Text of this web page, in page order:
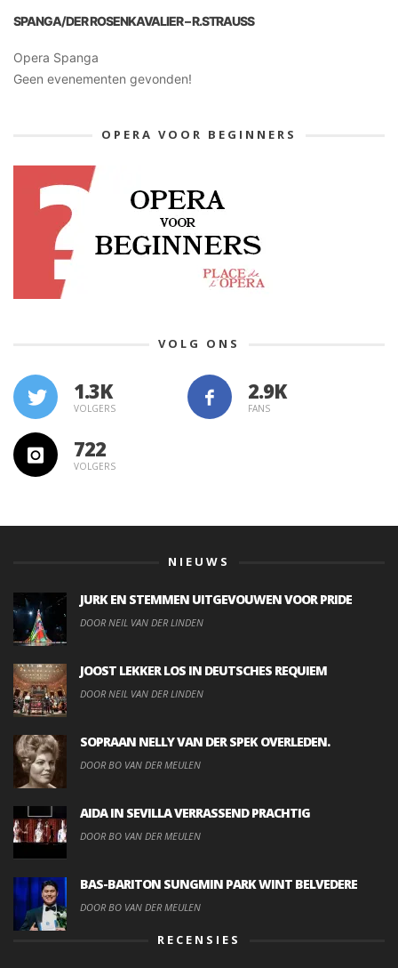
SPANGA/DER ROSENKAVALIER – R.STRAUSS
Opera Spanga
Geen evenementen gevonden!
OPERA VOOR BEGINNERS
VOLG ONS
1.3K
VOLGERS FANS
722
VOLGERS
NIEUWS
JURK EN STEMMEN UITGEVOUWEN VOOR PRIDE
DOOR NEIL VAN DER LINDEN
JOOST LEKKER LOS IN DEUTSCHES REQUIEM
DOOR NEIL VAN DER LINDEN
SOPRAAN NELLY VAN DER SPEK OVERLEDEN.
DOOR BO VAN DER MEULEN
AIDA IN SEVILLA VERRASSEND PRACHTIG
DOOR BO VAN DER MEULEN
BAS-BARITON SUNGMIN PARK WINT BELVEDERE
DOOR BO VAN DER MEULEN
RECENSIES